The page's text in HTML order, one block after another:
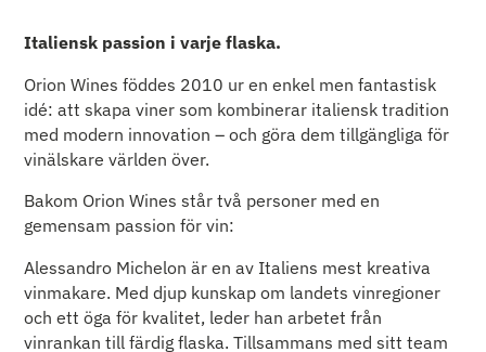
Italiensk passion i varje flaska.
Orion Wines föddes 2010 ur en enkel men fantastisk
idé: att skapa viner som kombinerar italiensk tradition
med modern innovation – och göra dem tillgängliga för
vinälskare världen över.
Bakom Orion Wines står två personer med en
gemensam passion för vin:
Alessandro Michelon är en av Italiens mest kreativa
vinmakare. Med djup kunskap om landets vinregioner
och ett öga för kvalitet, leder han arbetet från
vinrankan till färdig flaska. Tillsammans med sitt team